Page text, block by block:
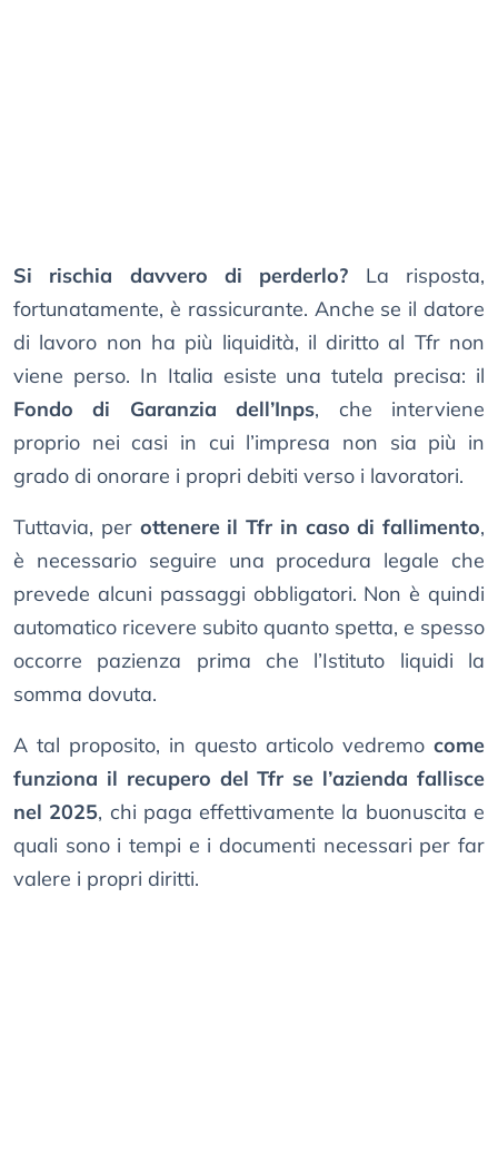
Si rischia davvero di perderlo? La risposta,
fortunatamente, è rassicurante. Anche se il datore
di lavoro non ha più liquidità, il diritto al Tfr non
viene perso. In Italia esiste una tutela precisa: il
Fondo di Garanzia dell’Inps, che interviene
proprio nei casi in cui l’impresa non sia più in
grado di onorare i propri debiti verso i lavoratori.
Tuttavia, per ottenere il Tfr in caso di fallimento,
è necessario seguire una procedura legale che
prevede alcuni passaggi obbligatori. Non è quindi
automatico ricevere subito quanto spetta, e spesso
occorre pazienza prima che l’Istituto liquidi la
somma dovuta.
A tal proposito, in questo articolo vedremo come
funziona il recupero del Tfr se l’azienda fallisce
nel 2025, chi paga effettivamente la buonuscita e
quali sono i tempi e i documenti necessari per far
valere i propri diritti.